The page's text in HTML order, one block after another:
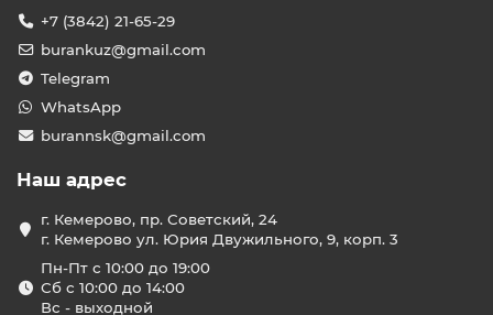
+7 (3842) 21-65-29
burankuz@gmail.com
Telegram
WhatsApp
burannsk@gmail.com
Наш адрес
г. Кемерово, пр. Советский, 24
г. Кемерово ул. Юрия Двужильного, 9, корп. 3
Пн-Пт с 10:00 до 19:00
Сб с 10:00 до 14:00
Вс - выходной